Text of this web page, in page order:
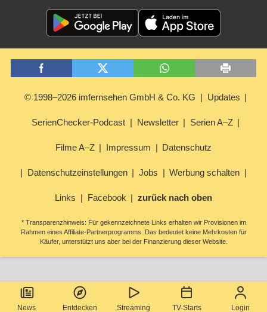
News Entdecken Streaming TV-Starts Login
© 1998–2026 imfernsehen GmbH & Co. KG Updates
SerienChecker-Podcast Newsletter Serien A–Z
Filme A–Z Impressum Datenschutz
Datenschutzeinstellungen Jobs Werbung schalten
Links Facebook zurück nach oben
* Transparenzhinweis: Für gekennzeichnete Links erhalten wir Provisionen im
Rahmen eines Affiliate-Partnerprogramms. Das bedeutet keine Mehrkosten für
Käufer, unterstützt uns aber bei der Finanzierung dieser Website.